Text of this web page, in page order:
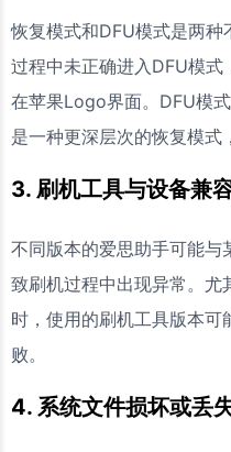
恢复模式和DFU模式是两
过程中未正确进入DFU模式
在苹果Logo界面。DFU模
是一种更深层次的恢复模式
3. 刷机工具与设备兼
不同版本的爱思助手可能与
致刷机过程中出现异常。尤
时，使用的刷机工具版本可
败。
4. 系统文件损坏或丢